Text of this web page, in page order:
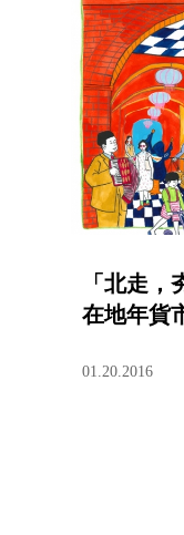
「北走，
在地年貨
01.20.2016